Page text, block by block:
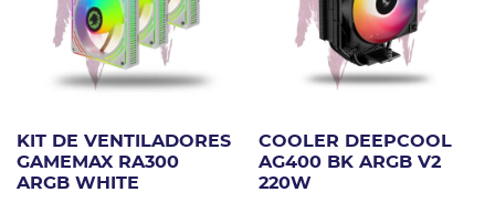
KIT DE VENTILADORES
GAMEMAX RA300
ARGB WHITE
COOLER DEEPCOOL
AG400 BK ARGB V2
220W